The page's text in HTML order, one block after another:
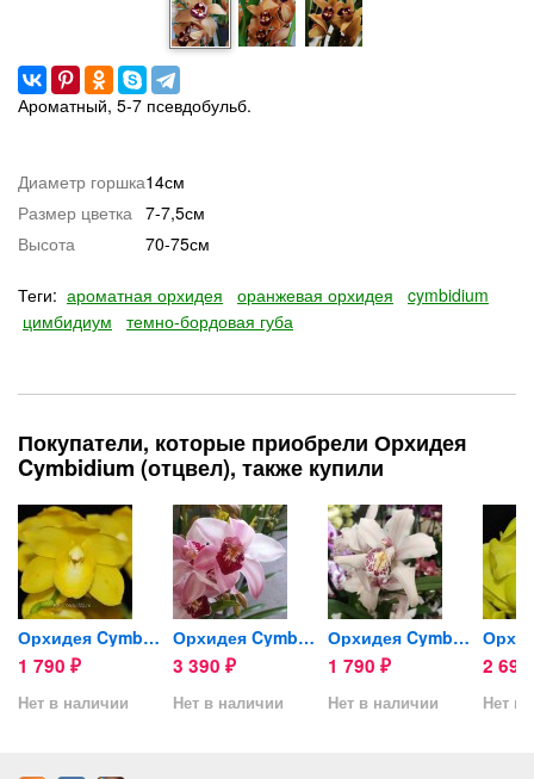
Ароматный, 5-7 псевдобульб.
Диаметр горшка14см
Размер цветка 7-7,5см
Высота
70-75см
Теги: ароматная орхидея оранжевая орхидея
cymbidium
цимбидиум
темно-бордовая губа
Покупатели, которые приобрели Орхидея
Cymbidium (отцвел), также купили
Орхидея Cymbidium (отцвел)
1 790 ₽
Нет в наличии
Орхидея Cymbidium (отцвел)
3 390 ₽
Нет в наличии
Орхидея Cymbidium (отцвел)
1 790 ₽
Нет в наличии
2 690
Нет в